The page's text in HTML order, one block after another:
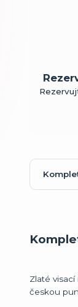
Zlaté
českou